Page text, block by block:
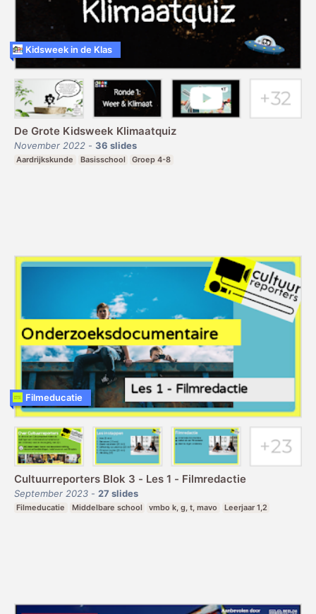
De Grote Kidsweek Klimaatquiz
November 2022 - 36 slides
Aardrijkskunde Basisschool Groep 4-8
Kidsweek in de Klas
Cultuurreporters Blok 3 - Les 1 - Filmredactie
September 2023 - 27 slides
Filmeducatie Middelbare school vmbo k, g, t, mavo Leerjaar 1,2
Filmeducatie